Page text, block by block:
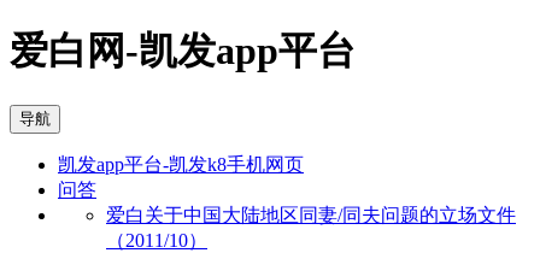
爱白网-凯发app平台
导航
凯发app平台-凯发k8手机网页
问答
爱白关于中国大陆地区同妻/同夫问题的立场文件
（2011/10）